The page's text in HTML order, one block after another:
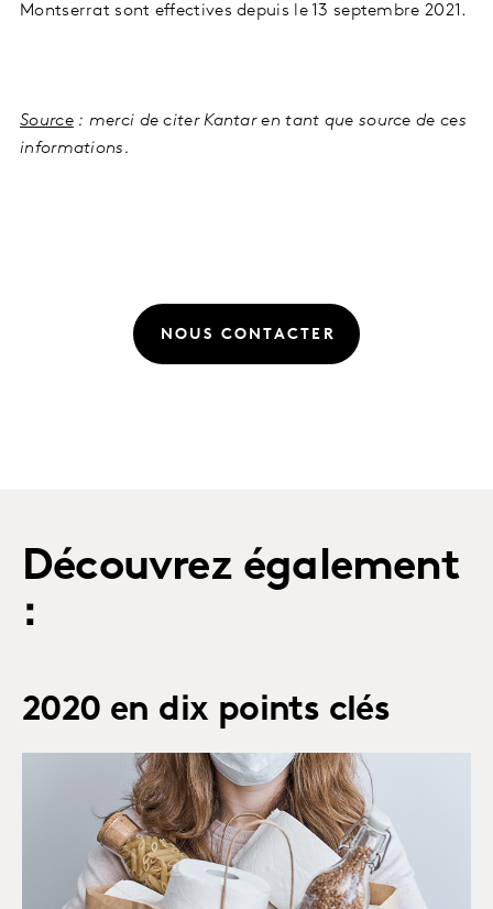
Montserrat sont effectives depuis le 13 septembre 2021.
Source: merci de citer Kantar en tant que source de ces
informations.
NOUS CONTACTER
Découvrez également
:
2020 en dix points clés